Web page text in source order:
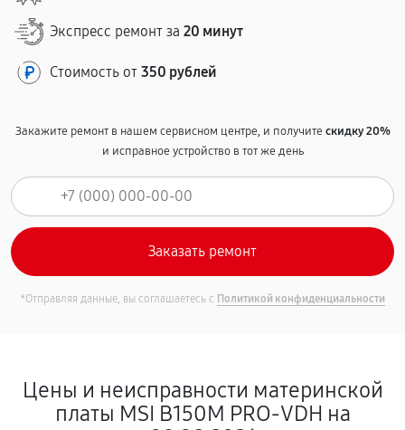
Экспресс ремонт за 20 минут
Стоимость от 350 рублей
Закажите ремонт в нашем сервисном центре, и получитескидку 20%
и исправное устройство в тот же день
*Отправляя данные, вы соглашаетесь с Политикой конфиденциальности
Цены и неисправности материнской
платы MSI B150M PRO-VDH на